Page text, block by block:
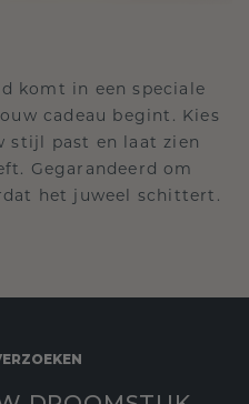
komt in een speciale
cadeau begint. Kies
stijl past en laat zien
Gegarandeerd om
het juweel schittert.